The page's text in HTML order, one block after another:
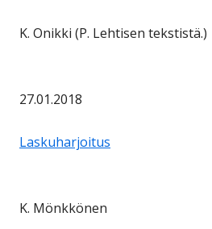
K. Onikki (P. Lehtisen tekstistä.)
27.01.2018
Laskuharjoitus
K. Mönkkönen